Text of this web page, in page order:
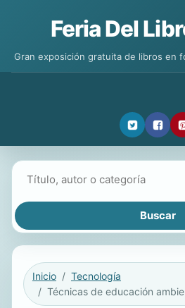
Feria Del
Gran exposición gratuita de libros en
Inicio
Tecnología
Técnicas de educación